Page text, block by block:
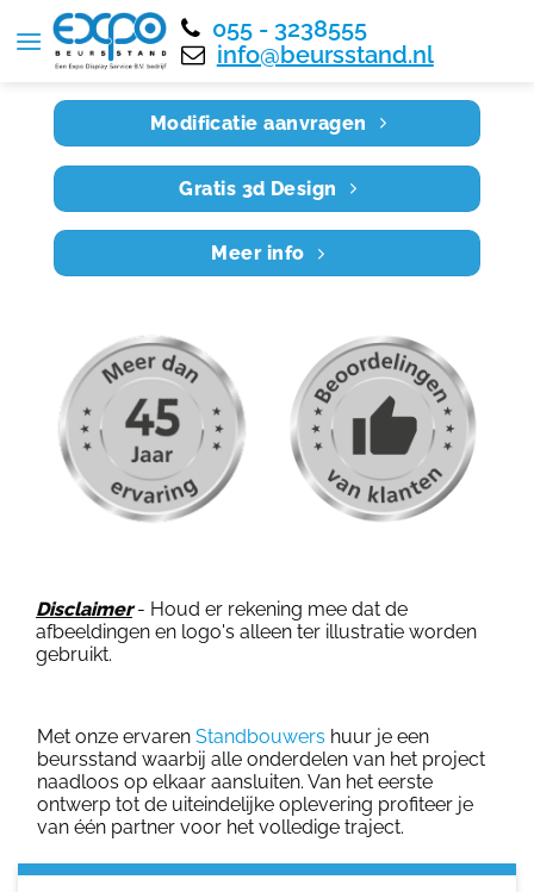
055 - 3238555
info@beursstand.nl
Home RE4X3 044
Modificatie aanvragen
Gratis 3d Design
Meer info
Disclaimer- Houd er rekening mee dat de
afbeeldingen en logo's alleen ter illustratie worden
gebruikt.
Met onze ervaren Standbouwers huur je een
beursstand waarbij alle onderdelen van het project
naadloos op elkaar aansluiten. Van het eerste
ontwerp tot de uiteindelijke oplevering profiteer je
van één partner voor het volledige traject.